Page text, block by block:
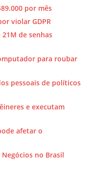
por mês
violar GDPR
de senhas
para roubar
pessoais de políticos
e executam
afetar o
no Brasil